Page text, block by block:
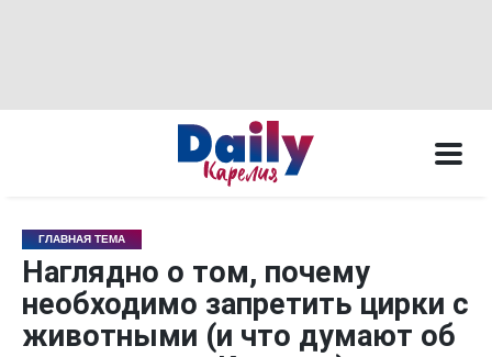
ГЛАВНАЯ ТЕМА
Наглядно о том, почему
необходимо запретить цирки с
животными (и что думают об